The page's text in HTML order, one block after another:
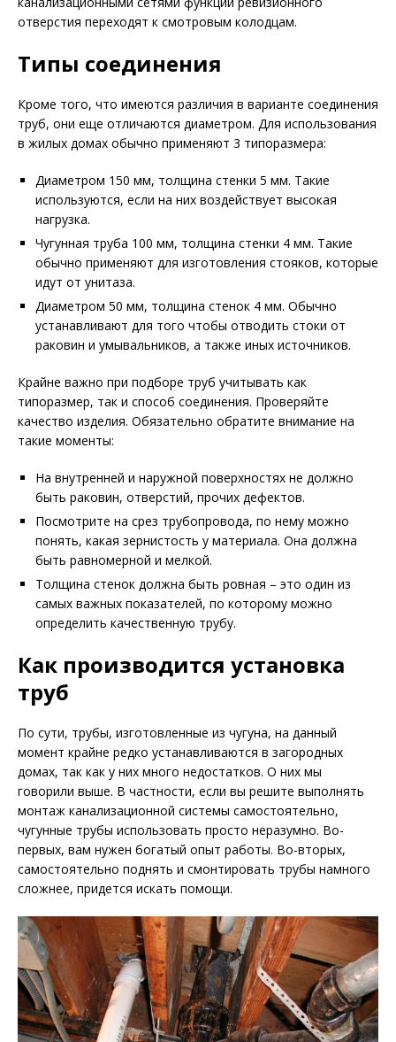
отверстия переходят к смотровым колодцам.
Типы соединения
Кроме того, что имеются различия в варианте соединения
труб, они еще отличаются диаметром. Для использования
в жилых домах обычно применяют 3 типоразмера:
Диаметром 150 мм, толщина стенки 5 мм. Такие
используются, если на них воздействует высокая
нагрузка.
Чугунная труба 100 мм, толщина стенки 4 мм. Такие
обычно применяют для изготовления стояков, которые
идут от унитаза.
Диаметром 50 мм, толщина стенок 4 мм. Обычно
устанавливают для того чтобы отводить стоки от
раковин и умывальников, а также иных источников.
Крайне важно при подборе труб учитывать как
типоразмер, так и способ соединения. Проверяйте
качество изделия. Обязательно обратите внимание на
такие моменты:
На внутренней и наружной поверхностях не должно
быть раковин, отверстий, прочих дефектов.
Посмотрите на срез трубопровода, по нему можно
понять, какая зернистость у материала. Она должна
быть равномерной и мелкой.
Толщина стенок должна быть ровная – это один из
самых важных показателей, по которому можно
определить качественную трубу.
Как производится установка
труб
По сути, трубы, изготовленные из чугуна, на данный
момент крайне редко устанавливаются в загородных
домах, так как у них много недостатков. О них мы
говорили выше. В частности, если вы решите выполнять
монтаж канализационной системы самостоятельно,
чугунные трубы использовать просто неразумно. Во-
первых, вам нужен богатый опыт работы. Во-вторых,
самостоятельно поднять и смонтировать трубы намного
сложнее, придется искать помощи.